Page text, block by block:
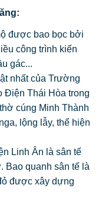
được bao bọc bởi
công trình kiến
gác...
nhất của Trường
Điện Thái Hòa trong
cúng Minh Thành
lộng lẫy, thể hiện
Linh Ân là sân tế
Bao quanh sân tế là
được xây dựng